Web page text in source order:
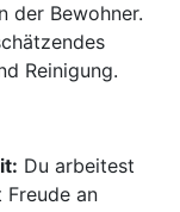
der Bewohner.
Reinigung.
Du arbeitest
an